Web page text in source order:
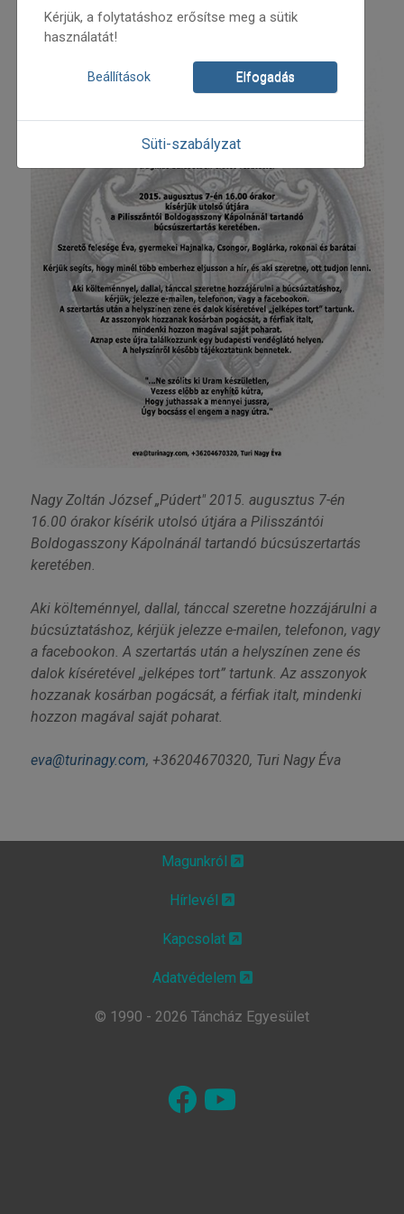
Nagy Zoltán József „Púdert" 2015. augusztus 7-én
16.00 órakor kísérik utolsó útjára a Pilisszántói
Boldogasszony Kápolnánál tartandó búcsúszertartás
keretében.
Aki költeménnyel, dallal, tánccal szeretne hozzájárulni a
búcsúztatáshoz, kérjük jelezze e-mailen, telefonon, vagy
a facebookon. A szertartás után a helyszínen zene és
dalok kíséretével „jelképes tort” tartunk. Az asszonyok
hozzanak kosárban pogácsát, a férfiak italt, mindenki
hozzon magával saját poharat.
eva@turinagy.com, +36204670320, Turi Nagy Éva
Kérjük, a folytatáshoz erősítse meg a sütik
használatát!
Beállítások Elfogadás
Süti-szabályzat
Magunkról
Hírlevél
Kapcsolat
Adatvédelem
© 1990 - 2026 Táncház Egyesület